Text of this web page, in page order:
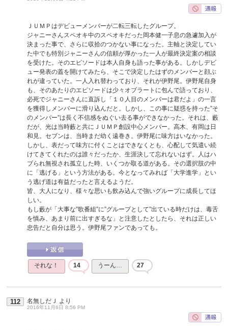
ＪＵＭＰはデビューメンバーが二転三転したグループ。
ジャニーさんスペオキ中のスペオキだった岡本健一子息の急遽加入が
決まった事で、さらに収拾のつかない事になった。主軸と決定してい
た中でも特別ジャニーさんの信頼が厚かった一人が最終決定案の相談
を受けた。そのエピソードは本人自身も語った事がある。しかしデビ
ュー発表の蓋を開けてみたら、そこで決定したはずのメンバーと顔ぶ
れが違っていた。一人入れ替わっており、それが伊野尾。伊野尾自身
も、そのあたりのエピソードは少々オブラートに包んで語っており、
必死でジャニーさんに直訴し「１０人目のメンバーは君だよ」の一言
を獲得しメンバーに滑り込んだと。しかし、この事に疑惑を持った”そ
のメンバー”は長く不信感をぬぐい去る事ができなかった。それは、藪
だが、光は当時藪と共にＪＵＭＰ創設中心メンバー。高木、有岡は日
和見。セブンは、当時まだ幼く遠巻き。伊野尾に味方はいなかった。
しかし、表だって味方に付くことはできなくとも、心配して気遣い続
けてきてくれたのは誰々だったか、生涯決して忘れないはず。人はハ
ブられ無視され孤立した時、いくつか取る道がある。その選択肢の中
に「逃げる」という方法がある。今となってみれば「大学進学」とい
う逃げ道は有益だったと言えるようだ。
皆、大人になり、様々な思いも飲み込んで強いグループに成長してほ
しい。
もし藪が「大事な”歌番組”に”グループとして”出ている時だけは、毒舌
を慎み、あまり前に出すぎるな」と注意したとしたら、それは正しい
忠告だと自分は思う。伊野尾ファンであっても。
それな！ 14 うーん… 27
112 名無しだＪ より
2016年11月6日 8:56 PM